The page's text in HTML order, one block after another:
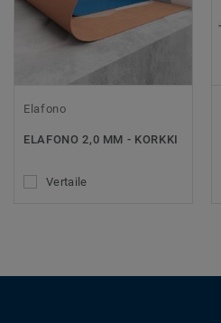
Elafono
ELAFONO 2,0 MM - KORKKI
Vertaile